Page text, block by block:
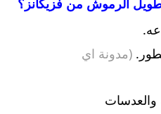
(مدونة اي